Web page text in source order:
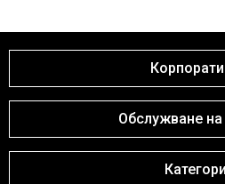
Обслужване на